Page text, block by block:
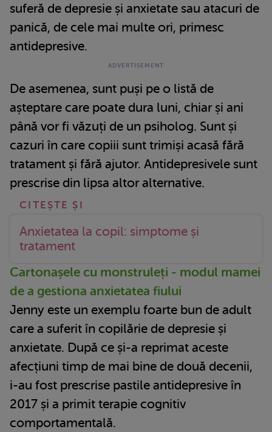
suferă de depresie și anxietate sau atacuri de
panică, de cele mai multe ori, primesc
antidepresive.
De asemenea, sunt puși pe o listă de
așteptare care poate dura luni, chiar și ani
până vor fi văzuți de un psiholog. Sunt și
cazuri în care copiii sunt trimiși acasă fără
tratament și fără ajutor. Antidepresivele sunt
prescrise din lipsa altor alternative.
Anxietatea la copil: simptome și
tratament
Cartonașele cu monstruleți - modul mamei
de a gestiona anxietatea fiului
Jenny este un exemplu foarte bun de adult
care a suferit în copilărie de depresie și
anxietate. După ce și-a reprimat aceste
afecțiuni timp de mai bine de două decenii,
i-au fost prescrise pastile antidepresive în
2017 și a primit terapie cognitiv
comportamentală.